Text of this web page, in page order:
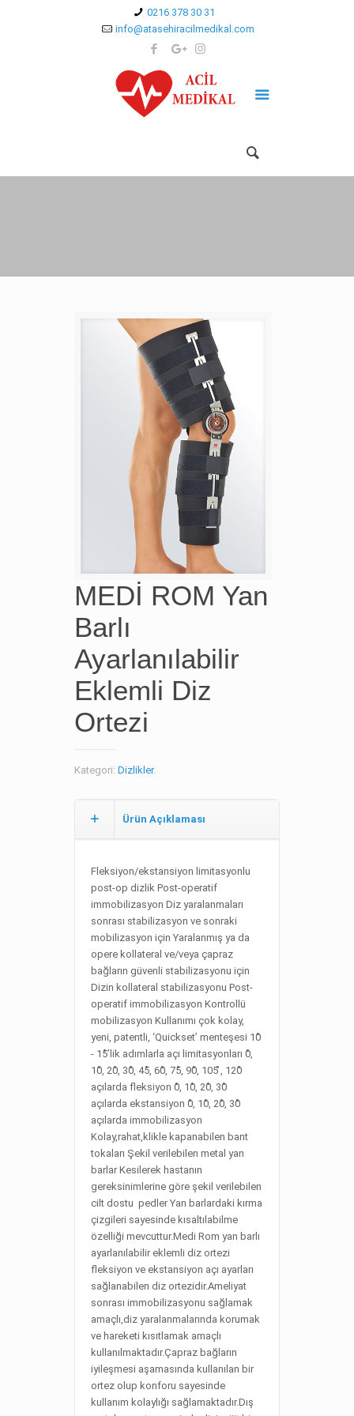
0216 378 30 31
info@atasehiracilmedikal.com
MEDİ ROM Yan
Barlı
Ayarlanılabilir
Eklemli Diz
Ortezi
Kategori: Dizlikler.
Ürün Açıklaması
Fleksiyon/ekstansiyon limitasyonlu
post-op dizlik Post-operatif
immobilizasyon Diz yaralanmaları
sonrası stabilizasyon ve sonraki
mobilizasyon için Yaralanmış ya da
opere kollateral ve/veya çapraz
bağların güvenli stabilizasyonu için
Dizin kollateral stabilizasyonu Post-
operatif immobilizasyon Kontrollü
mobilizasyon Kullanımı çok kolay,
yeni, patentli, ‘Quickset’ menteşesi 10̊
- 15̊’lik adımlarla açı limitasyonları 0̊,
10̊, 20̊, 30̊, 45̊, 60̊, 75̊, 90̊, 105 ̊, 120̊
açılarda fleksiyon 0̊, 10̊, 20̊, 30̊
açılarda ekstansiyon 0̊, 10̊, 20̊, 30̊
açılarda immobilizasyon
Kolay,rahat,klikle kapanabilen bant
tokaları Şekil verilebilen metal yan
barlar Kesilerek hastanın
gereksinimlerine göre şekil verilebilen
cilt dostu pedler Yan barlardaki kırma
çizgileri sayesinde kısaltılabilme
özelliği mevcuttur.Medi Rom yan barlı
ayarlanılabilir eklemli diz ortezi
fleksiyon ve ekstansiyon açı ayarları
sağlanabilen diz ortezidir.Ameliyat
sonrası immobilizasyonu sağlamak
amaçlı,diz yaralanmalarında korumak
ve hareketi kısıtlamak amaçlı
kullanılmaktadır.Çapraz bağların
iyileşmesi aşamasında kullanılan bir
ortez olup konforu sayesinde
kullanım kolaylığı sağlamaktadır.Dış